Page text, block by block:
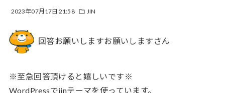
2023年07月17日 21:58 JIN
回答お願いしますお願いしますさん
※至急回答頂けると嬉しいです※
WordPressでjinテーマを使っています。